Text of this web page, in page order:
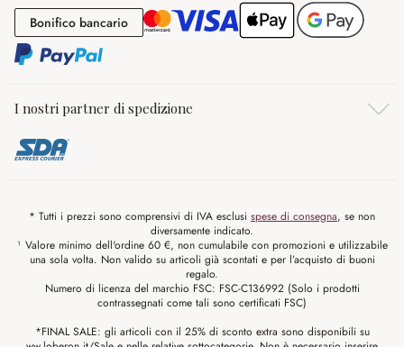
Bonifico bancarioBonifico bancario
I nostri partner di spedizione
* Tutti i prezzi sono comprensivi di IVA esclusi spese di consegna, se non
diversamente indicato.
¹ Valore minimo dell'ordine 60 €, non cumulabile con promozioni e utilizzabile
una sola volta. Non valido su articoli già scontati e per l’acquisto di buoni
regalo.
Numero di licenza del marchio FSC: FSC-C136992 (Solo i prodotti
contrassegnati come tali sono certificati FSC)
*FINAL SALE: gli articoli con il 25% di sconto extra sono disponibili su